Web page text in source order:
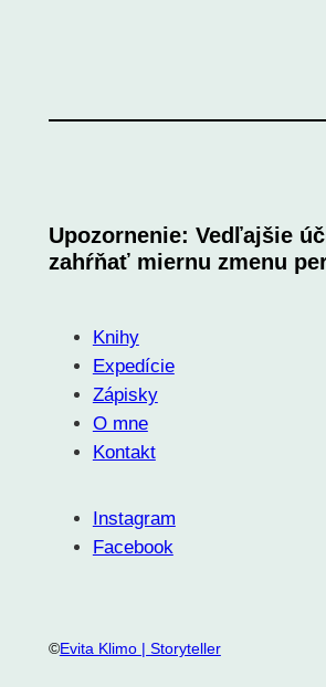
Upozornenie: Vedľajšie
zahŕňať miernu zmenu
Knihy
Expedície
Zápisky
O mne
Kontakt
Instagram
Facebook
©Evita Klimo | Storyteller